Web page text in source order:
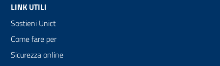
LINK UTILI
Sostieni Unict
Come fare per
Sicurezza online